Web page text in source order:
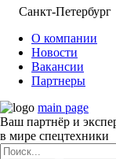
Санкт-Петербург
О компании
Новости
Вакансии
Партнеры
main page
Ваш партнёр и
в мире спецтехники